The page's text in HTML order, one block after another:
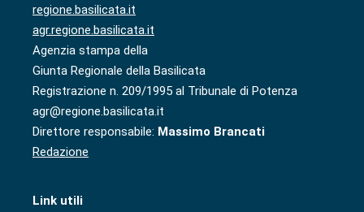
regione.basilicata.it
agr.regione.basilicata.it
Agenzia stampa della
Giunta Regionale della Basilicata
Registrazione n. 209/1995 al Tribunale di Potenza
agr@regione.basilicata.it
Direttore responsabile: Massimo Brancati
Redazione
Link utili